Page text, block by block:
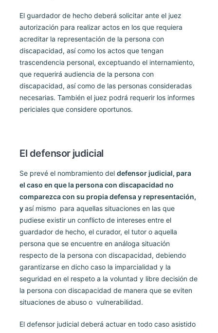
El guardador de hecho deberá solicitar ante el juez
autorización para realizar actos en los que requiera
acreditar la representación de la persona con
discapacidad, así como los actos que tengan
trascendencia personal, exceptuando el internamiento,
que requerirá audiencia de la persona con
discapacidad, así como de las personas consideradas
necesarias. También el juez podrá requerir los informes
periciales que considere oportunos.
El defensor judicial
Se prevé el nombramiento deldefensor judicial, para
el caso en que la persona con discapacidad no
comparezca con su propia defensa y representación,
yasí mismo para aquellas situaciones en las que
pudiese existir un conflicto de intereses entre el
guardador de hecho, el curador, el tutor o aquella
persona que se encuentre en análoga situación
respecto de la persona con discapacidad, debiendo
garantizarse en dicho caso la imparcialidad y la
seguridad en el respeto a la voluntad y libre decisión de
la persona con discapacidad de manera que se eviten
situaciones de abuso o vulnerabilidad.
El defensor judicial deberá actuar en todo caso asistido